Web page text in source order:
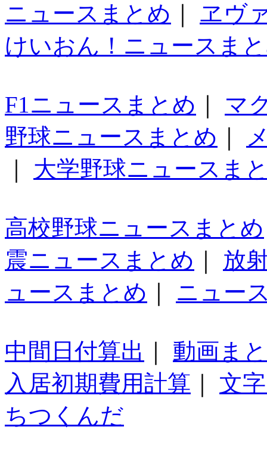
ニュースまとめ
ヱヴ
けいおん！ニュースま
F1ニュースまとめ
マ
野球ニュースまとめ
大学野球ニュースま
高校野球ニュースまとめ
震ニュースまとめ
放
ュースまとめ
ニュー
中間日付算出
動画ま
入居初期費用計算
文
ちつくんだ